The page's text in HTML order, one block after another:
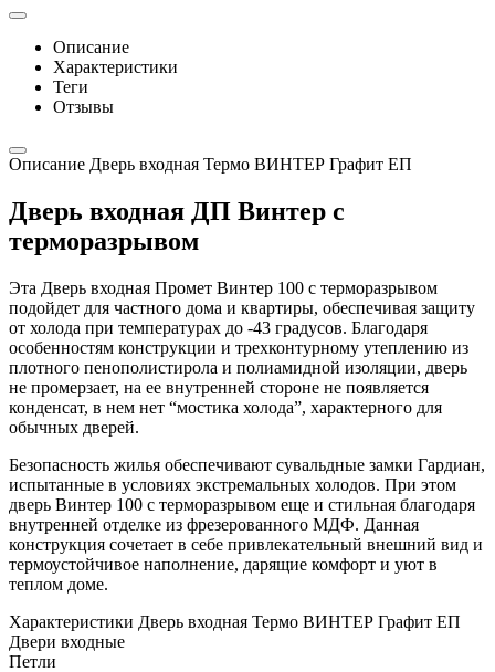
Описание
Характеристики
Теги
Отзывы
Описание Дверь входная Термо ВИНТЕР Графит ЕП
Дверь входная ДП Винтер с
терморазрывом
Эта Дверь входная Промет Винтер 100 с терморазрывом
подойдет для частного дома и квартиры, обеспечивая защиту
от холода при температурах до -43 градусов. Благодаря
особенностям конструкции и трехконтурному утеплению из
плотного пенополистирола и полиамидной изоляции, дверь
не промерзает, на ее внутренней стороне не появляется
конденсат, в нем нет “мостика холода”, характерного для
обычных дверей.
Безопасность жилья обеспечивают сувальдные замки Гардиан,
испытанные в условиях экстремальных холодов. При этом
дверь Винтер 100 с терморазрывом еще и стильная благодаря
внутренней отделке из фрезерованного МДФ. Данная
конструкция сочетает в себе привлекательный внешний вид и
термоустойчивое наполнение, дарящие комфорт и уют в
теплом доме.
Характеристики Дверь входная Термо ВИНТЕР Графит ЕП
Двери входные
Петли